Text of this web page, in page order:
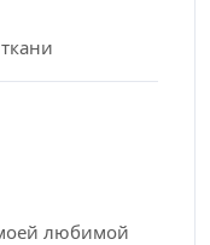
моей любимой